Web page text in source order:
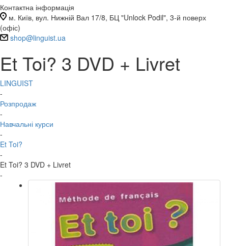
Контактна інформація
м. Київ, вул. Нижній Вал 17/8, БЦ "Unlock Podil", 3-й поверх
(офіс)
shop@linguist.ua
Et Toi? 3 DVD + Livret
LINGUIST
-
Розпродаж
-
Навчальні курси
-
Et Toi?
-
Et Toi? 3 DVD + Livret
-